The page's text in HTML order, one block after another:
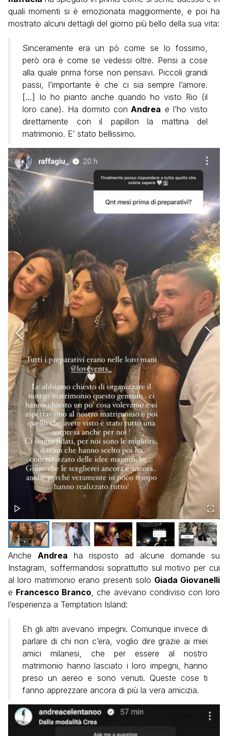
quali momenti si è emozionata maggiormente, e poi ha
mostrato alcuni dettagli del giorno più bello della sua vita:
Sinceramente era un pò come se lo fossimo,
però ora è come se vedessi oltre. Pensi a cose
alla quale prima forse non pensavi. Piccoli grandi
passi, l’importante è che ci sia sempre l’amore.
[…] Io ho pianto anche quando ho visto Rio (il
loro cane). Ha dormito con Andrea e l’ho visto
direttamente con il papillon la mattina del
matrimonio. E’ stato bellissimo.
Anche Andrea ha risposto ad alcune domande su
Instagram, soffermandosi soprattutto sul motivo per cui
al loro matrimonio erano presenti solo Giada Giovanelli
e Francesco Branco , che avevano condiviso con loro
l’esperienza a Temptation Island:
Eh gli altri avevano impegni. Comunque invece di
parlare di chi non c’era, voglio dire grazie ai miei
amici milanesi, che per essere al nostro
matrimonio hanno lasciato i loro impegni, hanno
preso un aereo e sono venuti. Queste cose ti
fanno apprezzare ancora di più la vera amicizia.